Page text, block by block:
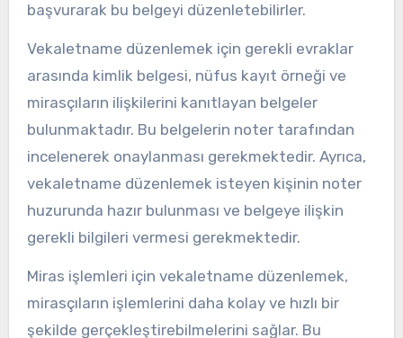
başvurarak bu belgeyi düzenletebilirler.
Vekaletname düzenlemek için gerekli evraklar
arasında kimlik belgesi, nüfus kayıt örneği ve
mirasçıların ilişkilerini kanıtlayan belgeler
bulunmaktadır. Bu belgelerin noter tarafından
incelenerek onaylanması gerekmektedir. Ayrıca,
vekaletname düzenlemek isteyen kişinin noter
huzurunda hazır bulunması ve belgeye ilişkin
gerekli bilgileri vermesi gerekmektedir.
Miras işlemleri için vekaletname düzenlemek,
mirasçıların işlemlerini daha kolay ve hızlı bir
şekilde gerçekleştirebilmelerini sağlar. Bu